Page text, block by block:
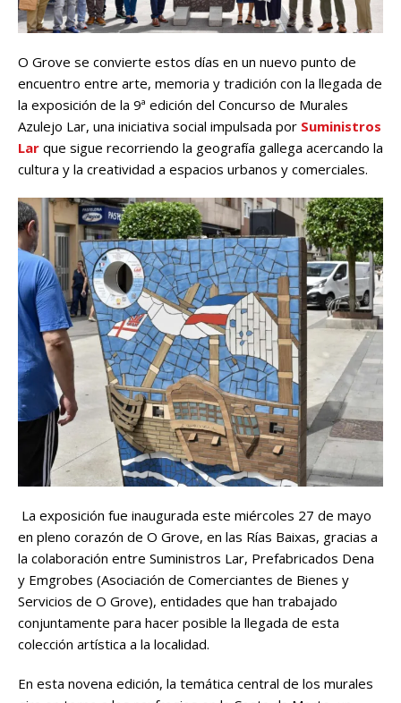
O Grove se convierte estos días en un nuevo punto de
encuentro entre arte, memoria y tradición con la llegada de
la exposición de la 9ª edición del Concurso de Murales
Azulejo Lar, una iniciativa social impulsada por Suministros
Lar que sigue recorriendo la geografía gallega acercando la
cultura y la creatividad a espacios urbanos y comerciales.
La exposición fue inaugurada este miércoles 27 de mayo
en pleno corazón de O Grove, en las Rías Baixas, gracias a
la colaboración entre Suministros Lar, Prefabricados Dena
y Emgrobes (Asociación de Comerciantes de Bienes y
Servicios de O Grove), entidades que han trabajado
conjuntamente para hacer posible la llegada de esta
colección artística a la localidad.
En esta novena edición, la temática central de los murales